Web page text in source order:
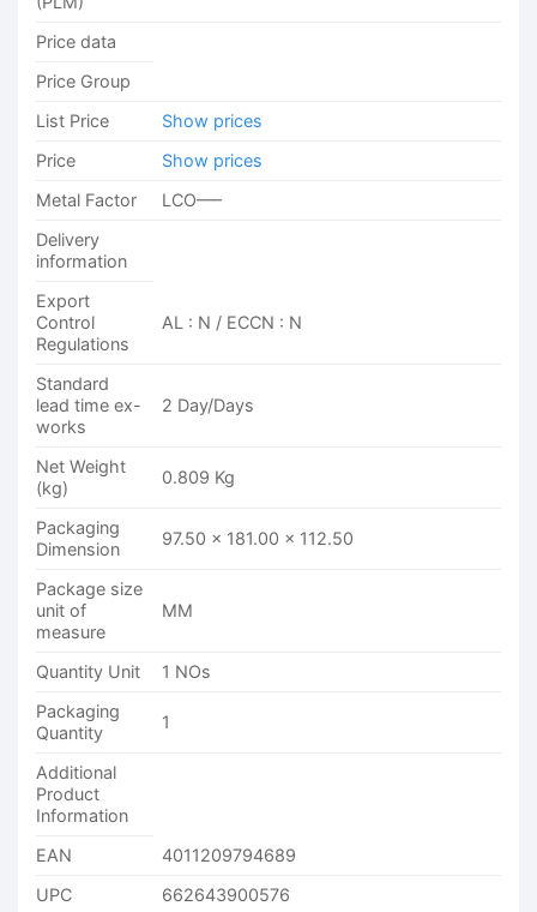
Price data
Price Group
List Price
Show prices
Price
Show prices
Metal Factor
LCO—–
Delivery
information
Export
Control
Regulations
AL : N / ECCN : N
Standard
lead time ex-
works
2 Day/Days
Net Weight
(kg)
0.809 Kg
Packaging
Dimension
97.50 x 181.00 x 112.50
Package size
unit of
measure
MM
Quantity Unit
1 NOs
Packaging
Quantity
1
Additional
Product
Information
EAN
4011209794689
UPC
662643900576